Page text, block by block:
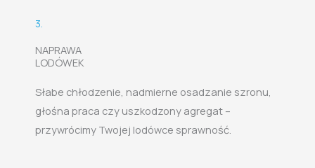
3.
NAPRAWA
LODÓWEK
Słabe chłodzenie, nadmierne osadzanie szronu,
głośna praca czy uszkodzony agregat –
przywrócimy Twojej lodówce sprawność.